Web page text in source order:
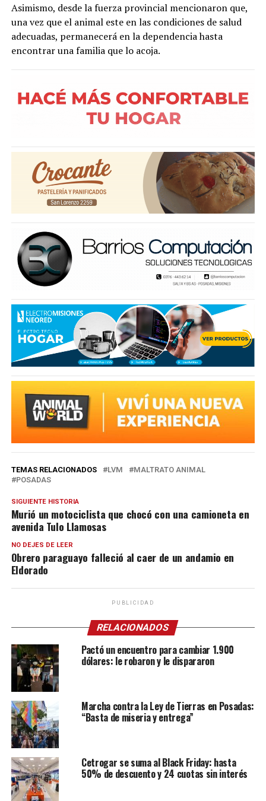
Asimismo, desde la fuerza provincial mencionaron que,
una vez que el animal este en las condiciones de salud
adecuadas, permanecerá en la dependencia hasta
encontrar una familia que lo acoja.
TEMAS RELACIONADOS LVM
MALTRATO ANIMAL
POSADAS
SIGUIENTE HISTORIA
Murió un motociclista que chocó con una camioneta en
avenida Tulo Llamosas
NO DEJES DE LEER
Obrero paraguayo falleció al caer de un andamio en
Eldorado
PUBLICIDAD
RELACIONADOS
Pactó un encuentro para cambiar 1.900
dólares: le robaron y le dispararon
Marcha contra la Ley de Tierras en Posadas:
“Basta de miseria y entrega”
Cetrogar se suma al Black Friday: hasta
50% de descuento y 24 cuotas sin interés